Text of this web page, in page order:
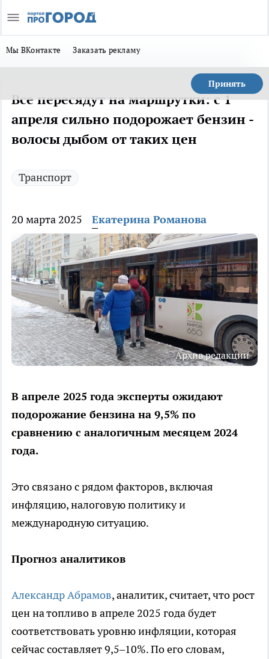
Мы ВКонтакте Заказать рекламу
Принять
Все пересядут на маршрутки: с 1
апреля сильно подорожает бензин -
волосы дыбом от таких цен
Транспорт
20 марта 2025 Екатерина Романова
Архив редакции
В апреле 2025 года эксперты ожидают
подорожание бензина на 9,5% по
сравнению с аналогичным месяцем 2024
года.
Это связано с рядом факторов, включая
инфляцию, налоговую политику и
международную ситуацию.
Прогноз аналитиков
Александр Абрамов, аналитик, считает, что рост
цен на топливо в апреле 2025 года будет
соответствовать уровню инфляции, которая
сейчас составляет 9,5–10%. По его словам,